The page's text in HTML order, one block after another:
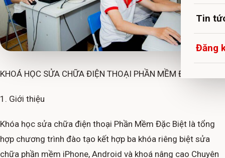
Tin
Đăng
KHOÁ HỌC SỬA CHỮA ĐIỆN THOẠI PHẦN MỀM ĐẶC BIỆT
1. Giới thiệu
Khóa học sửa chữa điện thoại Phần Mềm Đặc Biệt là tổng
hợp chương trình đào tạo kết hợp ba khóa riêng biệt sửa
chữa phần mềm iPhone, Android và khoá nâng cao Chuyên